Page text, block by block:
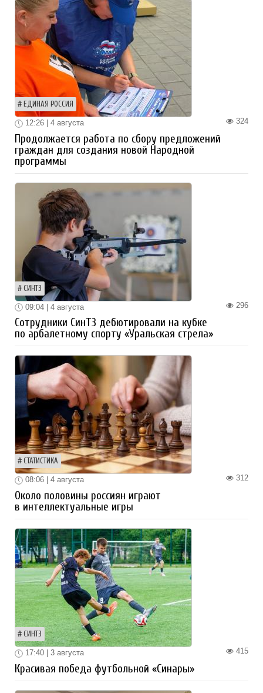
ЕДИНАЯ РОССИЯ
324
12:26 | 4 августа
Продолжается работа по сбору предложений
граждан для создания новой Народной
программы
СИНТЗ
296
09:04 | 4 августа
Сотрудники СинТЗ дебютировали на кубке
по арбалетному спорту «Уральская стрела»
СТАТИСТИКА
312
08:06 | 4 августа
Около половины россиян играют
в интеллектуальные игры
СИНТЗ
415
17:40 | 3 августа
Красивая победа футбольной «Синары»